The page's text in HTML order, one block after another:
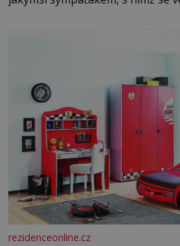
rezidenceonline.cz